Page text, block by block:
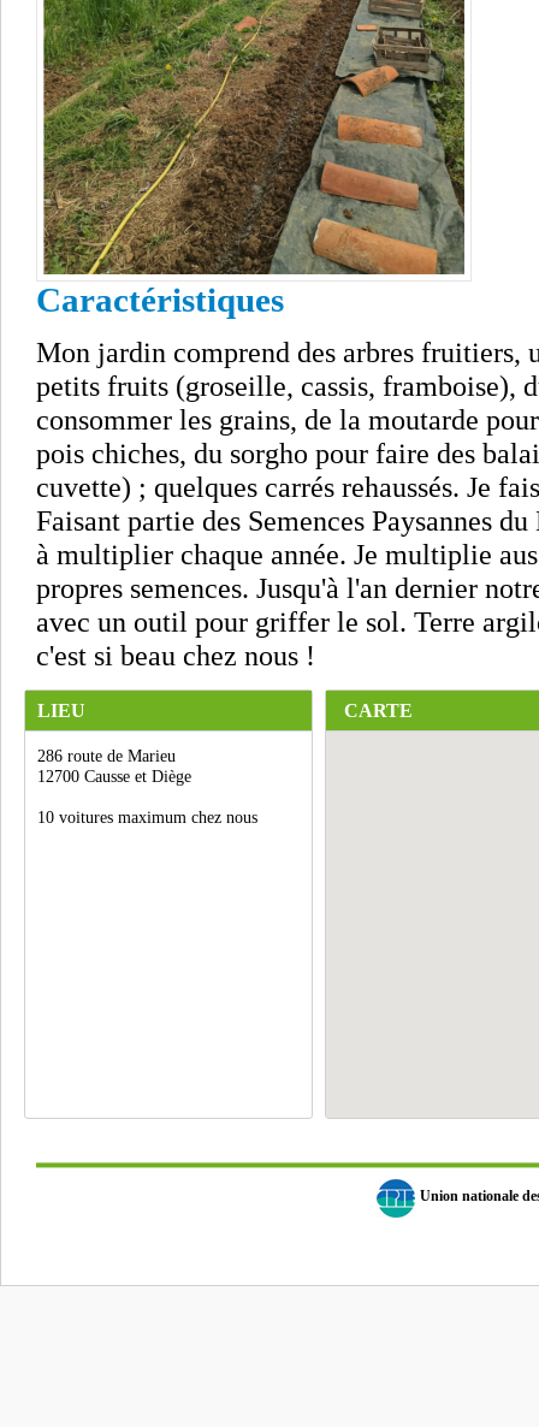
Caractéristiques
Mon jardin comprend des arbres fruitiers,
petits fruits (groseille, cassis, framboise),
consommer les grains, de la moutarde
pois chiches, du sorgho pour faire des
cuvette) ; quelques carrés rehaussés. Je
Faisant partie des Semences Paysannes
à multiplier chaque année. Je multiplie
propres semences. Jusqu'à l'an dernier
avec un outil pour griffer le sol. Terre
c'est si beau chez nous !
LIEU
286 route de Marieu
12700 Causse et Diège
10 voitures maximum chez nous
CARTE
Union nationale